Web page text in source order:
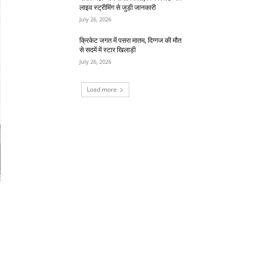
लाइव स्ट्रीमिंग से जुड़ी जानकारी
July 26, 2026
क्रिकेट जगत में पसरा मातम, दिग्गज की मौत
से सदमें में स्टार खिलाड़ी
July 26, 2026
Load more